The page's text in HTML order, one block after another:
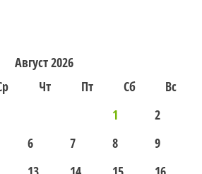
Август 2026
Чт Пт Сб
Вс
1
2
6 7 8
9